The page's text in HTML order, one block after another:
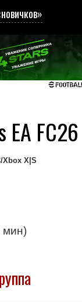
Xbox X|S
мин)